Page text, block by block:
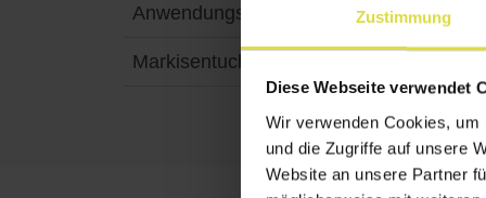
Zustimmung
Diese Webseite verwendet
Wir verwenden Cookies,
und die Zugriffe auf unsere
Website an unsere Partner
Anwendungsbereich
Markisentuch